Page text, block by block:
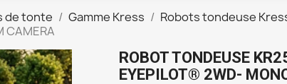
de tonte Gamme Kress Robots tondeuse
CAMERA
ROBOT TONDEUSE
EYEPILOT® 2WD-